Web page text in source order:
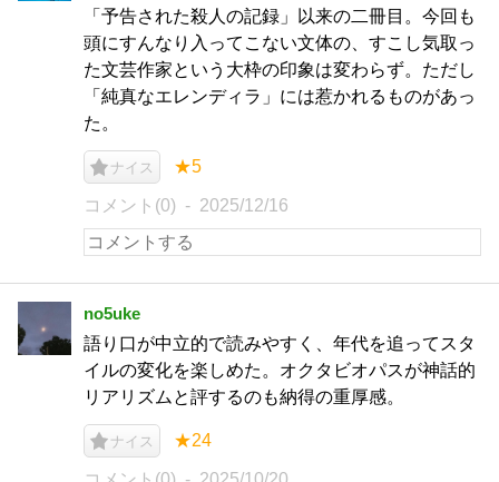
「予告された殺人の記録」以来の二冊目。今回も
頭にすんなり入ってこない文体の、すこし気取っ
た文芸作家という大枠の印象は変わらず。ただし
「純真なエレンディラ」には惹かれるものがあっ
た。
ナイス ★5
コメント(0) 2025/12/16
no5uke
語り口が中立的で読みやすく、年代を追ってスタ
イルの変化を楽しめた。オクタビオパスが神話的
リアリズムと評するのも納得の重厚感。
ナイス ★24